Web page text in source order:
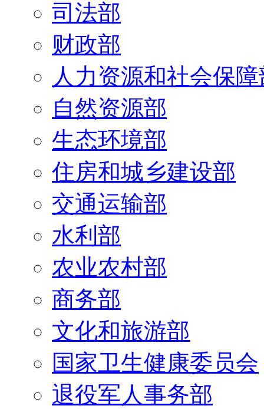
司法部
财政部
人力资源和社会保
自然资源部
生态环境部
住房和城乡建设部
交通运输部
水利部
农业农村部
商务部
文化和旅游部
国家卫生健康委员会
退役军人事务部